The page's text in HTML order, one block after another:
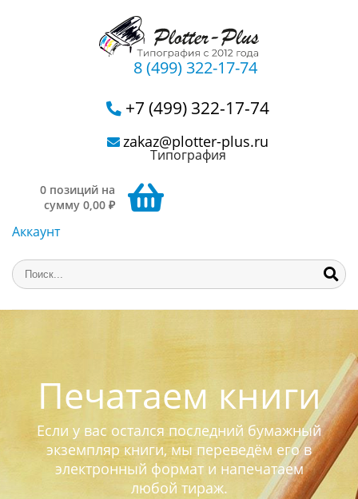
8 (499) 322-17-74
+7 (499) 322-17-74
zakaz@plotter-plus.ru
Типография
0 позиций на
сумму 0,00 ₽
Аккаунт
Печатаем книги
Если у вас остался последний бумажный
экземпляр книги, мы переведём его в
электронный формат и напечатаем
любой тираж.